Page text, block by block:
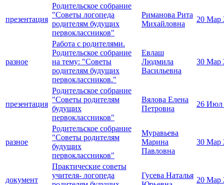
презентация
Родительское собрание
"Советы логопеда
родителям будущих
первоклассников"
Риманова Рита
Михайловна
20 Мар
разное
Работа с родителями.
Родительское собрание
на тему: "Советы
родителям будущих
первоклассников."
Евлаш
Людмила
Васильевна
30 Мар
презентация
Родительское собрание
"Советы родителям
будущих
первоклассников"
Вялова Елена
Петровна
26 Июл
разное
Родительское собрание
"Советы родителям
будущих
первоклассников"
Муравьева
Марина
Павловна
30 Мар
документ
Практические советы
учителя- логопеда
Гусева Наталья
20 Мар